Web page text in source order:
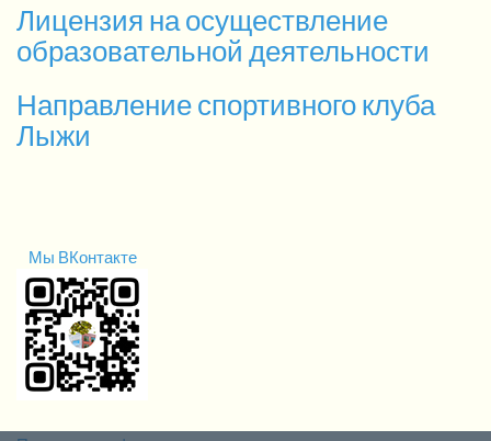
Лицензия на осуществление
образовательной деятельности
Направление спортивного клуба
Лыжи
Мы ВКонтакте